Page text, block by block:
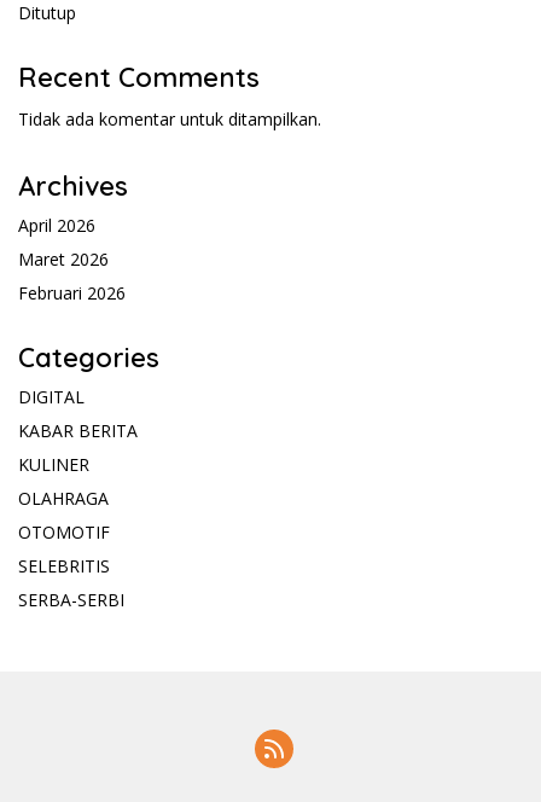
Ditutup
Recent Comments
Tidak ada komentar untuk ditampilkan.
Archives
April 2026
Maret 2026
Februari 2026
Categories
DIGITAL
KABAR BERITA
KULINER
OLAHRAGA
OTOMOTIF
SELEBRITIS
SERBA-SERBI